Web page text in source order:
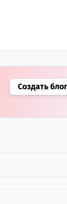
Создать блог